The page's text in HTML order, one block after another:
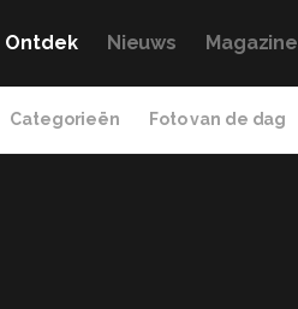
Ontdek Nieuws Magazine
Categorieën Foto van de dag